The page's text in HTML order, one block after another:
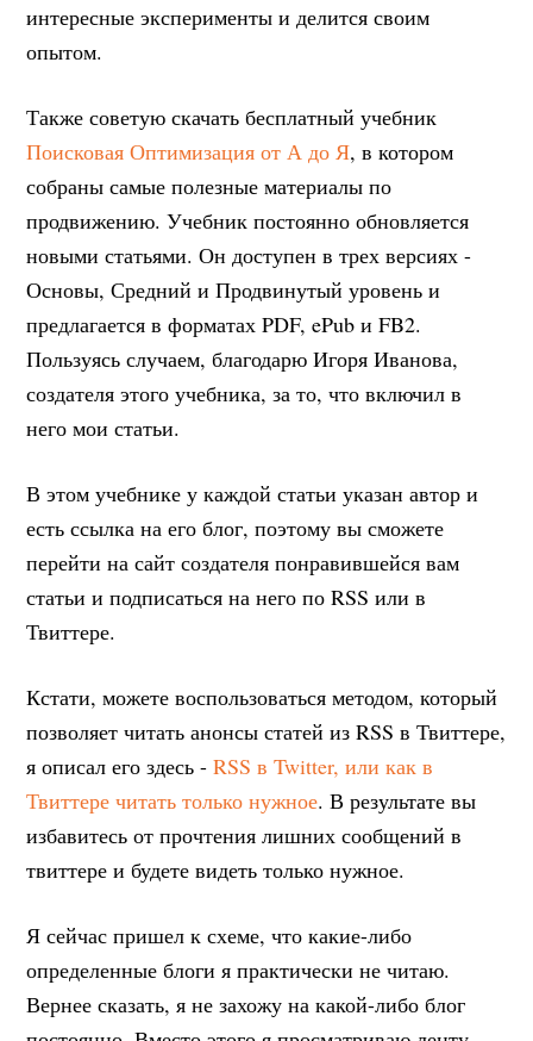
интересные эксперименты и делится своим
опытом.
Также советую скачать бесплатный учебник
Поисковая Оптимизация от А до Я, в котором
собраны самые полезные материалы по
продвижению. Учебник постоянно обновляется
новыми статьями. Он доступен в трех версиях -
Основы, Средний и Продвинутый уровень и
предлагается в форматах PDF, ePub и FB2.
Пользуясь случаем, благодарю Игоря Иванова,
создателя этого учебника, за то, что включил в
него мои статьи.
В этом учебнике у каждой статьи указан автор и
есть ссылка на его блог, поэтому вы сможете
перейти на сайт создателя понравившейся вам
статьи и подписаться на него по RSS или в
Твиттере.
Кстати, можете воспользоваться методом, который
позволяет читать анонсы статей из RSS в Твиттере,
я описал его здесь -RSS в Twitter, или как в
Твиттере читать только нужное. В результате вы
избавитесь от прочтения лишних сообщений в
твиттере и будете видеть только нужное.
Я сейчас пришел к схеме, что какие-либо
определенные блоги я практически не читаю.
Вернее сказать, я не захожу на какой-либо блог